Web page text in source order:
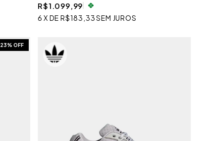
R$1.099,99
6 X DER$183,33SEM JUROS
23% OFF